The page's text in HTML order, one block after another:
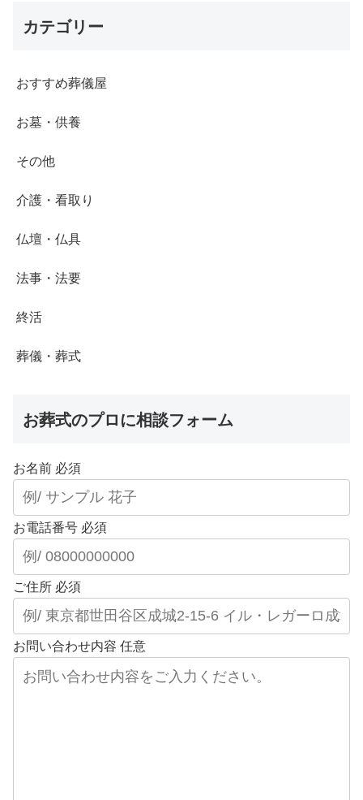
カテゴリー
おすすめ葬儀屋
お墓・供養
その他
介護・看取り
仏壇・仏具
法事・法要
終活
葬儀・葬式
お葬式のプロに相談フォーム
お名前 必須
お電話番号 必須
ご住所 必須
お問い合わせ内容 任意